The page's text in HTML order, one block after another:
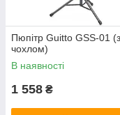
Пюпітр Guitto GSS-01 (з
чохлом)
В наявності
1 558 ₴